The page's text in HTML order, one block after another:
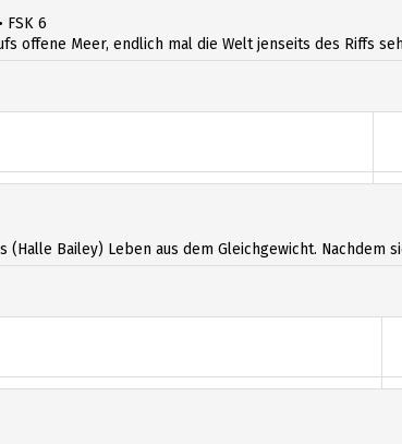
FSK 6
offene Meer, endlich mal die Welt jenseits des Riffs
Bailey) Leben aus dem Gleichgewicht. Nachdem